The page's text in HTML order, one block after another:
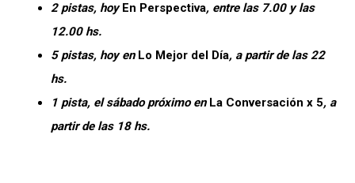
2 pistas, hoyEn Perspectiva, entre las 7.00 y las
12.00 hs.
5 pistas, hoy en Lo Mejor del Día, a partir de las 22
hs.
1 pista, el sábado próximo en La Conversación x 5, a
partir de las 18 hs.